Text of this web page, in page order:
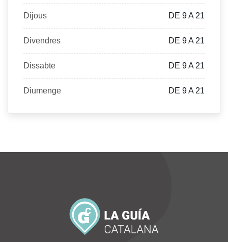
Dijous DE 9 A 21
Divendres DE 9 A 21
Dissabte DE 9 A 21
Diumenge DE 9 A 21